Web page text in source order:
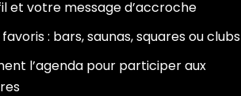
et votre message d’accroche
: bars, saunas, squares ou clubs
l’agenda pour participer aux